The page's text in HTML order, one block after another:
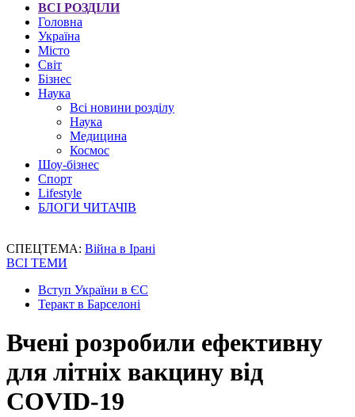
ВСІ РОЗДІЛИ
Головна
Україна
Місто
Світ
Бізнес
Наука
Всі новини розділу
Наука
Медицина
Космос
Шоу-бізнес
Спорт
Lifestyle
БЛОГИ ЧИТАЧІВ
СПЕЦТЕМА: Війна в Ірані
ВСІ ТЕМИ
Вступ України в ЄС
Теракт в Барселоні
Вчені розробили ефективну
для літніх вакцину від
COVID-19